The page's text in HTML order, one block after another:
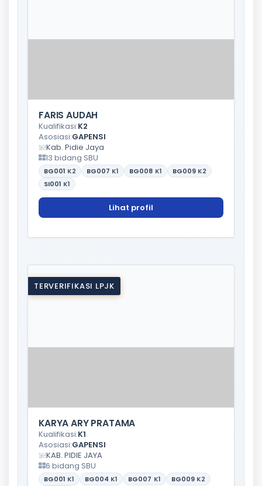
FARIS AUDAH
Kualifikasi:K2
Asosiasi:GAPENSI
Kab. Pidie Jaya
13 bidang SBU
BG001 K2 BG007 K1 BG008 K1 BG009 K2
SI001 K1
Lihat profil
TERVERIFIKASI LPJK
KARYA ARY PRATAMA
Kualifikasi:K1
Asosiasi:GAPENSI
KAB. PIDIE JAYA
6 bidang SBU
BG001 K1 BG004 K1 BG007 K1 BG009 K2